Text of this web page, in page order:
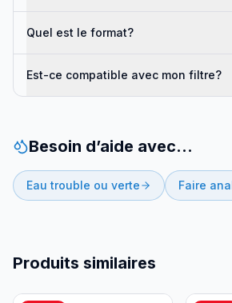
Quel est le format?
Est-ce compatible avec mon filtre?
Besoin d’aide avec…
Eau trouble ou verte Faire
Produits similaires